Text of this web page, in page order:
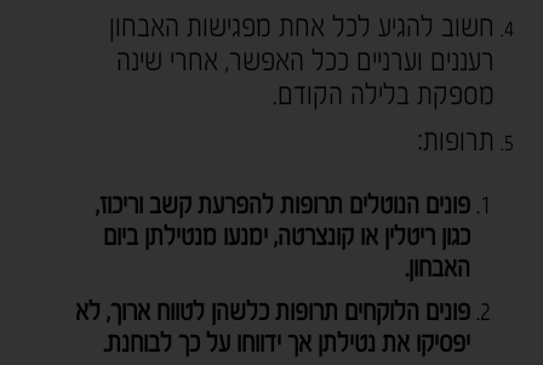
חשוב להגיע לכל אחת מפגישות האבחון
רעננים וערניים ככל האפשר, אחרי שינה
מספקת בלילה הקודם.
תרופות:
פונים הנוטלים תרופות להפרעת קשב וריכוז,
כגון ריטלין או קונצרטה, ימנעו מנטילתן ביום
האבחון.
פונים הלוקחים תרופות כלשהן לטווח ארוך, לא
יפסיקו את נטילתן אך ידווחו על כך לבוחנת.